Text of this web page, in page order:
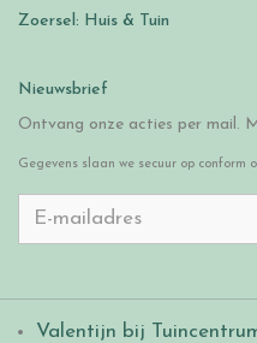
Zoersel: Huis & Tuin
Nieuwsbrief
Ontvang onze acties per mail.
Gegevens slaan we secuur op conform
Valentijn bij